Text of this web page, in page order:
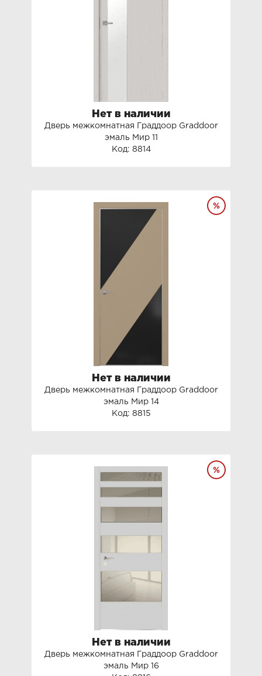
Нет в наличии
Дверь межкомнатная Граддоор Graddoor
эмаль Мир 11
Код: 8814
Нет в наличии
Дверь межкомнатная Граддоор Graddoor
эмаль Мир 14
Код: 8815
Нет в наличии
Дверь межкомнатная Граддоор Graddoor
эмаль Мир 16